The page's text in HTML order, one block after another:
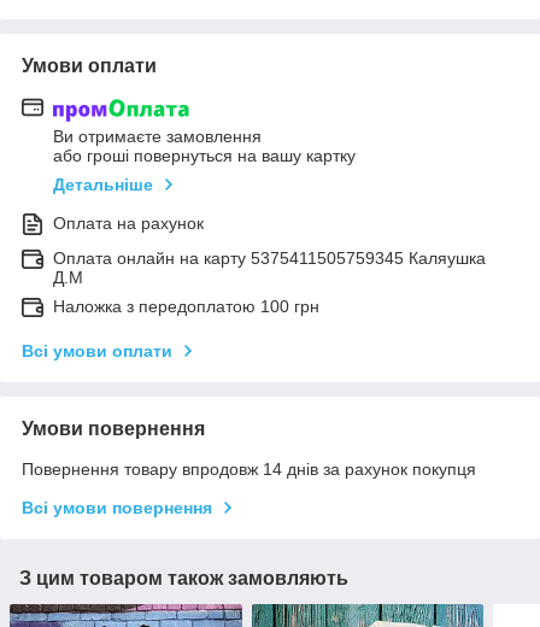
Умови оплати
Ви отримаєте замовлення
або гроші повернуться на вашу картку
Детальніше
Оплата на рахунок
Оплата онлайн на карту 5375411505759345 Каляушка
Д.М
Наложка з передоплатою 100 грн
Всі умови оплати
Умови повернення
Повернення товару впродовж 14 днів за рахунок покупця
Всі умови повернення
З цим товаром також замовляють